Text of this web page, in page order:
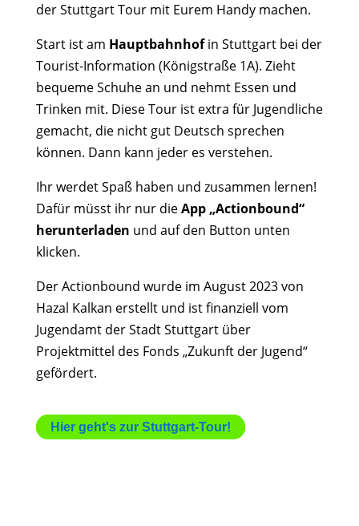
der Stuttgart Tour mit Eurem Handy machen.
Start ist am Hauptbahnhofin Stuttgart bei der
Tourist-Information (Königstraße 1A). Zieht
bequeme Schuhe an und nehmt Essen und
Trinken mit. Diese Tour ist extra für Jugendliche
gemacht, die nicht gut Deutsch sprechen
können. Dann kann jeder es verstehen.
Ihr werdet Spaß haben und zusammen lernen!
Dafür müsst ihr nur dieApp „Actionbound“
herunterladen und auf den Button unten
klicken.
Der Actionbound wurde im August 2023 von
Hazal Kalkan erstellt und ist finanziell vom
Jugendamt der Stadt Stuttgart über
Projektmittel des Fonds „Zukunft der Jugend“
gefördert.
Hier geht's zur Stuttgart-Tour!